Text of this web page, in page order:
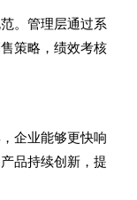
。管理层通过系
策略，绩效考核
企业能够更快响
品持续创新，提